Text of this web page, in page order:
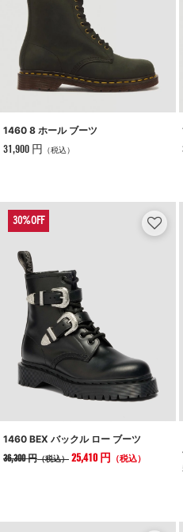
1460 8 ホール ブーツ
31,900 円 （税込）
1460 BEX バックル ロー ブーツ
36,300 円（税込） 25,410 円 （税込）